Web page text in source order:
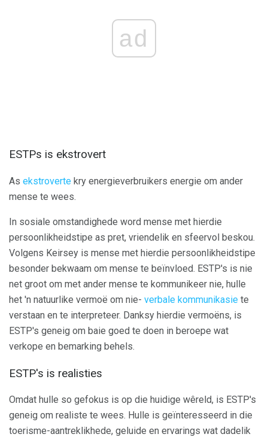
ad
ESTPs is ekstrovert
As ekstroverte kry energieverbruikers energie om ander
mense te wees.
In sosiale omstandighede word mense met hierdie
persoonlikheidstipe as pret, vriendelik en sfeervol beskou.
Volgens Keirsey is mense met hierdie persoonlikheidstipe
besonder bekwaam om mense te beïnvloed. ESTP's is nie
net groot om met ander mense te kommunikeer nie, hulle
het 'n natuurlike vermoë om nie- verbale kommunikasie te
verstaan ​​en te interpreteer. Danksy hierdie vermoëns, is
ESTP's geneig om baie goed te doen in beroepe wat
verkope en bemarking behels.
ESTP's is realisties
Omdat hulle so gefokus is op die huidige wêreld, is ESTP's
geneig om realiste te wees. Hulle is geïnteresseerd in die
toerisme-aantreklikhede, geluide en ervarings wat dadelik